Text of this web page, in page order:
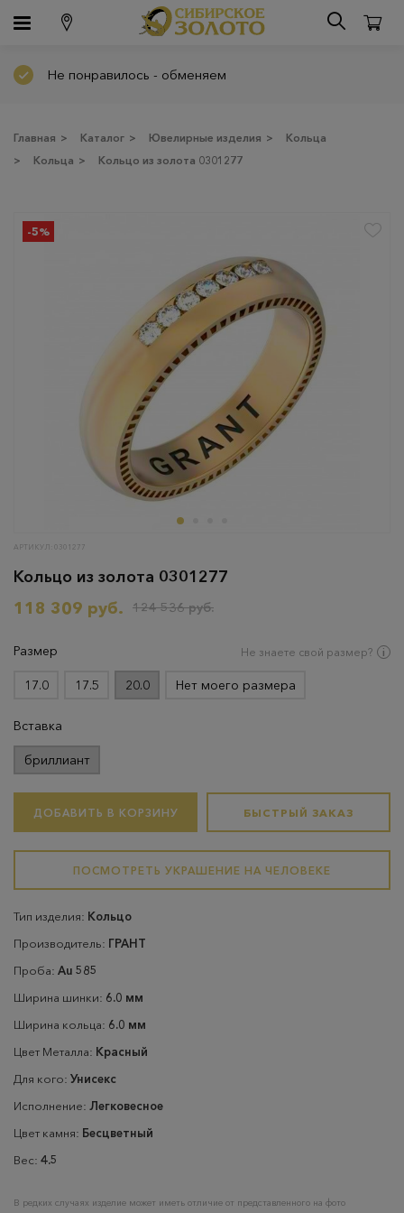
Не понравилось - обменяем
Главная > Каталог > Ювелирные изделия >
Кольца
>
Кольца > Кольцо из золота 0301277
-5%
АРТИКУЛ: 0301277
Кольцо из золота 0301277
118 309 руб.
124 536 руб.
Размер Не знаете свой размер?
17.0 17.5 20.0 Нет моего размера
Вставка
бриллиант
ДОБАВИТЬ В КОРЗИНУ БЫСТРЫЙ ЗАКАЗ
ПОСМОТРЕТЬ УКРАШЕНИЕ НА ЧЕЛОВЕКЕ
Тип изделия: Кольцо
Производитель: ГРАНТ
Проба: Au 585
Ширина шинки: 6.0 мм
Ширина кольца: 6.0 мм
Цвет Металла: Красный
Для кого: Унисекс
Исполнение: Легковесное
Цвет камня: Бесцветный
Вес: 4.5
В редких случаях изделие может иметь отличие от представленного на фото